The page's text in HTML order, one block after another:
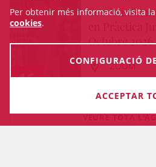
16
Sessió
Octubre 2026
ZOOM
VEURE TOTA
Per obtenir més informació, visita
cookies.
CONFIGURACIÓ
ACCEPTAR